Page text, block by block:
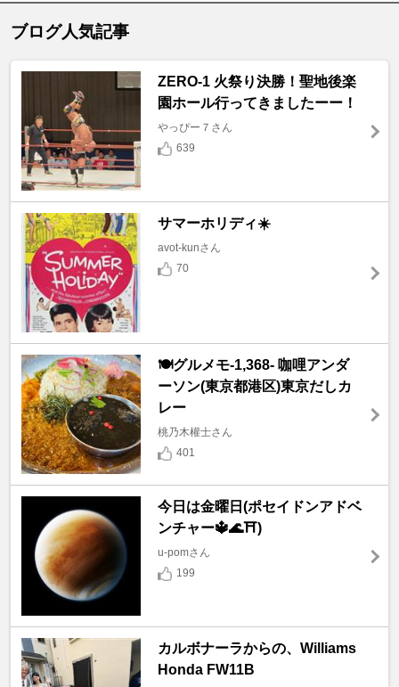
ブログ人気記事
ZERO-1 火祭り決勝！聖地後楽
園ホール行ってきましたーー！
やっぴー７さん
639
サマーホリディ☀️
avot-kunさん
70
🍽️グルメモ-1,368- 咖哩アンダ
ーソン(東京都港区)東京だしカ
レー
桃乃木權士さん
401
今日は金曜日(ポセイドンアドベ
ンチャー🔱🌊⛩️)
u-pomさん
199
カルボナーラからの、Williams
Honda FW11B